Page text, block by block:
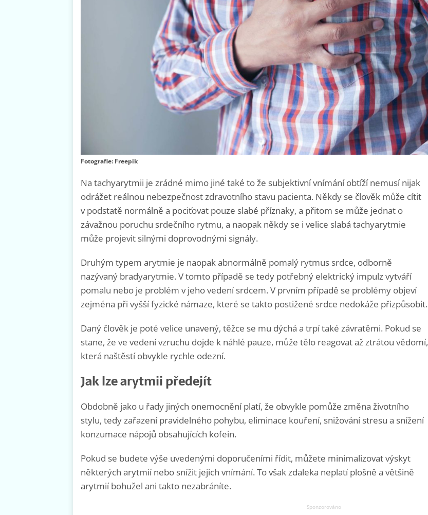
Fotografie: Freepik
Na tachyarytmii je zrádné mimo jiné také to že subjektivní vnímání obtíží nemusí nijak
odrážet reálnou nebezpečnost zdravotního stavu pacienta. Někdy se člověk může cítit
v podstatě normálně a pociťovat pouze slabé příznaky, a přitom se může jednat o
závažnou poruchu srdečního rytmu, a naopak někdy se i velice slabá tachyarytmie
může projevit silnými doprovodnými signály.
Druhým typem arytmie je naopak abnormálně pomalý rytmus srdce, odborně
nazývaný bradyarytmie. V tomto případě se tedy potřebný elektrický impulz vytváří
pomalu nebo je problém v jeho vedení srdcem. V prvním případě se problémy objeví
zejména při vyšší fyzické námaze, které se takto postižené srdce nedokáže přizpůsobit.
Daný člověk je poté velice unavený, těžce se mu dýchá a trpí také závratěmi. Pokud se
stane, že ve vedení vzruchu dojde k náhlé pauze, může tělo reagovat až ztrátou vědomí,
která naštěstí obvykle rychle odezní.
Jak lze arytmii předejít
Obdobně jako u řady jiných onemocnění platí, že obvykle pomůže změna životního
stylu, tedy zařazení pravidelného pohybu, eliminace kouření, snižování stresu a snížení
konzumace nápojů obsahujících kofein.
Pokud se budete výše uvedenými doporučeními řídit, můžete minimalizovat výskyt
některých arytmií nebo snížit jejich vnímání. To však zdaleka neplatí plošně a většině
arytmií bohužel ani takto nezabráníte.